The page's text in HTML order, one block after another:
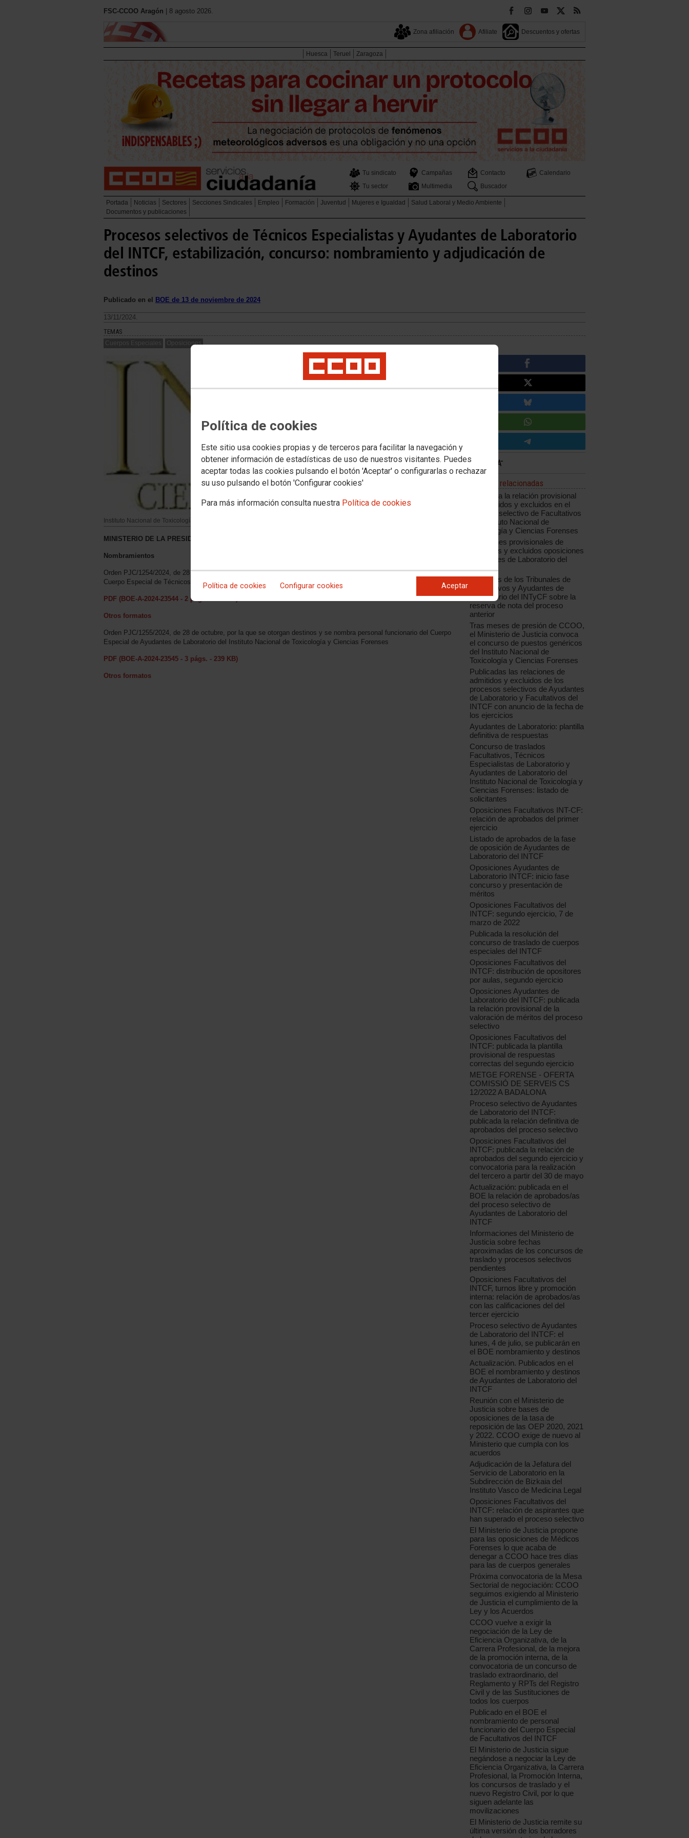
Política de cookies
Este sitio usa cookies propias y de terceros para facilitar la navegación y
obtener información de estadísticas de uso de nuestros visitantes. Puedes
aceptar todas las cookies pulsando el botón 'Aceptar' o configurarlas o rechazar
su uso pulsando el botón 'Configurar cookies'
Para más información consulta nuestra Política de cookies
Política de cookies Configurar cookies Aceptar
FSC-CCOO Aragón | 8 agosto 2026.
Zona afiliación Afiliate Descuentos y ofertas
Huesca Teruel Zaragoza
Tu sindicato Campañas Contacto
Calendario
Tu sector
Multimedia Buscador
Portada Noticias Sectores Secciones Sindicales Empleo Formación Juventud Mujeres e Igualdad
Salud Laboral y Medio Ambiente
Documentos y publicaciones
Procesos selectivos de Técnicos Especialistas y Ayudantes de Laboratorio
del INTCF, estabilización, concurso: nombramiento y adjudicación de
destinos
Publicado en el BOE de 13 de noviembre de 2024
13/11/2024.
TEMAS
Cuerpos Especiales Oposiciones
Instituto Nacional de Toxicología y Ciencias Forenses
MINISTERIO DE LA PRESIDENCIA, JUSTICIA Y RELACIONES CON LAS CORTES
Nombramientos
Orden PJC/1254/2024, de 28 de octubre, por la que se otorgan destinos y se nombra personal funcionario de carrera del
Cuerpo Especial de Técnicos Especialistas del Instituto Nacional de Toxicología y Ciencias Forenses
PDF (BOE-A-2024-23544 - 2 págs. - 200 KB)
Otros formatos
Orden PJC/1255/2024, de 28 de octubre, por la que se otorgan destinos y se nombra personal funcionario del Cuerpo
Especial de Ayudantes de Laboratorio del Instituto Nacional de Toxicología y Ciencias Forenses
PDF (BOE-A-2024-23545 - 3 págs. - 239 KB)
Otros formatos
Noticias relacionadas
Publicada la relación provisional
de admitidos y excluidos en el
proceso selectivo de Facultativos
del Instituto Nacional de
Toxicología y Ciencias Forenses
Relaciones provisionales de
admitidos y excluidos oposiciones
Ayudantes de Laboratorio del
INTCF
Acuerdos de los Tribunales de
Facultativos y Ayudantes de
Laboratorio del INTyCF sobre la
reserva de nota del proceso
anterior
Tras meses de presión de CCOO,
el Ministerio de Justicia convoca
el concurso de puestos genéricos
del Instituto Nacional de
Toxicología y Ciencias Forenses
Publicadas las relaciones de
admitidos y excluidos de los
procesos selectivos de Ayudantes
de Laboratorio y Facultativos del
INTCF con anuncio de la fecha de
los ejercicios
Ayudantes de Laboratorio: plantilla
definitiva de respuestas
Concurso de traslados
Facultativos, Técnicos
Especialistas de Laboratorio y
Ayudantes de Laboratorio del
Instituto Nacional de Toxicología y
Ciencias Forenses: listado de
solicitantes
Oposiciones Facultativos INT-CF:
relación de aprobados del primer
ejercicio
Listado de aprobados de la fase
de oposición de Ayudantes de
Laboratorio del INTCF
Oposiciones Ayudantes de
Laboratorio INTCF: inicio fase
concurso y presentación de
méritos
Oposiciones Facultativos del
INTCF: segundo ejercicio, 7 de
marzo de 2022
Publicada la resolución del
concurso de traslado de cuerpos
especiales del INTCF
Oposiciones Facultativos del
INTCF: distribución de opositores
por aulas, segundo ejercicio
Oposiciones Ayudantes de
Laboratorio del INTCF: publicada
la relación provisional de la
valoración de méritos del proceso
selectivo
Oposiciones Facultativos del
INTCF: publicada la plantilla
provisional de respuestas
correctas del segundo ejercicio
METGE FORENSE - OFERTA
COMISSIÓ DE SERVEIS CS
12/2022 A BADALONA
Proceso selectivo de Ayudantes
de Laboratorio del INTCF:
publicada la relación definitiva de
aprobados del proceso selectivo
Oposiciones Facultativos del
INTCF: publicada la relación de
aprobados del segundo ejercicio y
convocatoria para la realización
del tercero a partir del 30 de mayo
Actualización: publicada en el
BOE la relación de aprobados/as
del proceso selectivo de
Ayudantes de Laboratorio del
INTCF
Informaciones del Ministerio de
Justicia sobre fechas
aproximadas de los concursos de
traslado y procesos selectivos
pendientes
Oposiciones Facultativos del
INTCF, turnos libre y promoción
interna: relación de aprobados/as
con las calificaciones del del
tercer ejercicio
Proceso selectivo de Ayudantes
de Laboratorio del INTCF: el
lunes, 4 de julio, se publicarán en
el BOE nombramiento y destinos
Actualización. Publicados en el
BOE el nombramiento y destinos
de Ayudantes de Laboratorio del
INTCF
Reunión con el Ministerio de
Justicia sobre bases de
oposiciones de la tasa de
reposición de las OEP 2020, 2021
y 2022. CCOO exige de nuevo al
Ministerio que cumpla con los
acuerdos
Adjudicación de la Jefatura del
Servicio de Laboratorio en la
Subdirección de Bizkaia del
Instituto Vasco de Medicina Legal
Oposiciones Facultativos del
INTCF: relación de aspirantes que
han superado el proceso selectivo
El Ministerio de Justicia propone
para las oposiciones de Médicos
Forenses lo que acaba de
denegar a CCOO hace tres días
para las de cuerpos generales
Próxima convocatoria de la Mesa
Sectorial de negociación: CCOO
seguimos exigiendo al Ministerio
de Justicia el cumplimiento de la
Ley y los Acuerdos
CCOO vuelve a exigir la
negociación de la Ley de
Eficiencia Organizativa, de la
Carrera Profesional, de la mejora
de la promoción interna, de la
convocatoria de un concurso de
traslado extraordinario, del
Reglamento y RPTs del Registro
Civil y de las Sustituciones de
todos los cuerpos
Publicado en el BOE el
nombramiento de personal
funcionario del Cuerpo Especial
de Facultativos del INTCF
El Ministerio de Justicia sigue
negándose a negociar la Ley de
Eficiencia Organizativa, la Carrera
Profesional, la Promoción Interna,
los concursos de traslado y el
nuevo Registro Civil, por lo que
siguen adelante las
movilizaciones
El Ministerio de Justicia remite su
última versión de los borradores